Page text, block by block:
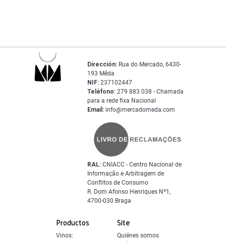
Productos
Vinos:
Site
Quiénes somos
Dirección: Rua do Mercado, 6430-
193 Mêda
NIF: 237102447
Teléfono: 279 883 038 - Chamada
para a rede fixa Nacional
Email: info@mercadomeda.com
RAL: CNIACC - Centro Nacional de
Informação e Arbitragem de
Conflitos de Consumo
R. Dom Afonso Henriques Nº1,
4700-030 Braga